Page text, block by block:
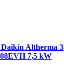
Daikin Altherma 3
7,5 kW